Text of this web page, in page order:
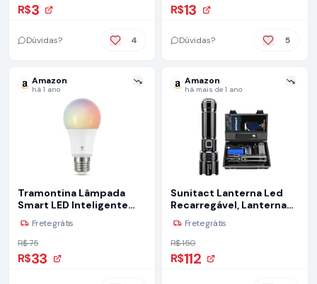
R$3
Dúvidas? 4
R$13
Dúvidas? 5
Amazon
há 1 ano
Tramontina Lâmpada
Smart​ LED Inteligente
E27​ 10W Wi-Fi +
Bluetooth​ 16 Milhões de
Cores - Compatível com
Alexa e Google
Assistente
Frete grátis
R$ 75
R$33
Amazon
há mais de 1 ano
Sunitact Lanterna Led
Recarregável, Lanterna
Tatica Militar 10000
Lumens XHP70.2
Lanterna a Pilha, USB
Lanternas Taticas Super
Potentes Led
Frete grátis
R$ 150
R$112